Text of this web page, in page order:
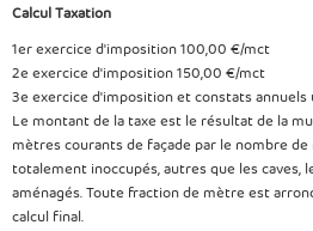
Calcul Taxation
1er exercice d'imposition 100,00 €/mct
2e exercice d'imposition 150,00 €/mct
3e exercice d'imposition et constats
Le montant de la taxe est le résultat de la
mètres courants de façade par le nombre
totalement inoccupés, autres que les caves,
aménagés. Toute fraction de mètre est
calcul final.